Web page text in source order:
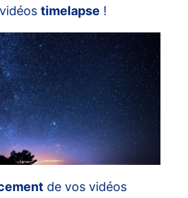
timelapse !
de vos vidéos